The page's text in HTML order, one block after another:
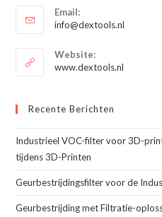
toepassing
in
je
toepassing
Email:
info@dextools.nl
Website:
www.dextools.nl
Recente Berichten
Industrieel VOC-filter voor 3D-
tijdens 3D-Printen
Geurbestrijdingsfilter voor de
Geurbestrijding met Filtratie-